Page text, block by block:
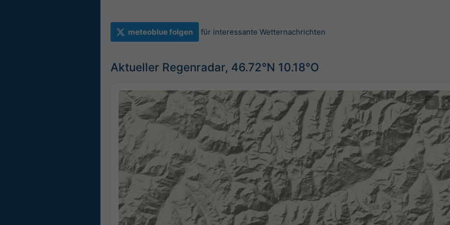
meteoblue folgen für interessante Wetternachrichten
Aktueller Regenradar, 46.72°N 10.18°O
©